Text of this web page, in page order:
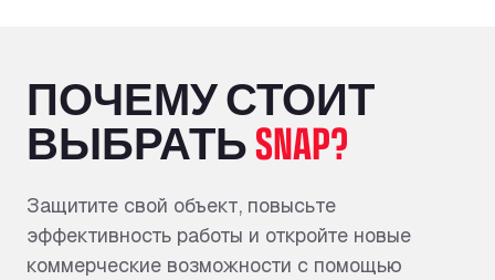
ПОЧЕМУ СТОИТ
ВЫБРАТЬSNAP?
Защитите свой объект, повысьте
эффективность работы и откройте новые
коммерческие возможности с помощью